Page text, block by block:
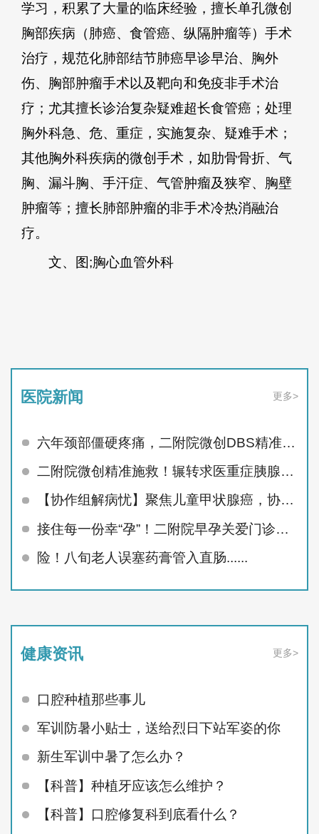
学习，积累了大量的临床经验，擅长单孔微创
胸部疾病（肺癌、食管癌、纵隔肿瘤等）手术
治疗，规范化肺部结节肺癌早诊早治、胸外
伤、胸部肿瘤手术以及靶向和免疫非手术治
疗；尤其擅长诊治复杂疑难超长食管癌；处理
胸外科急、危、重症，实施复杂、疑难手术；
其他胸外科疾病的微创手术，如肋骨骨折、气
胸、漏斗胸、手汗症、气管肿瘤及狭窄、胸壁
肿瘤等；擅长肺部肿瘤的非手术冷热消融治
疗。
文、图;胸心血管外科
医院新闻 更多>
六年颈部僵硬疼痛，二附院微创DBS精准治顽疾
二附院微创精准施救！辗转求医重症胰腺炎患者顺利痊愈
【协作组解病忧】聚焦儿童甲状腺癌，协作组MDT护航未来
接住每一份幸“孕”！二附院早孕关爱门诊精准呵护孕早期
险！八旬老人误塞药膏管入直肠......
健康资讯 更多>
口腔种植那些事儿
军训防暑小贴士，送给烈日下站军姿的你
新生军训中暑了怎么办？
【科普】种植牙应该怎么维护？
【科普】口腔修复科到底看什么？